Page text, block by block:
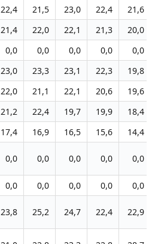
22,4 21,5 23,0 22,4 21,6
21,4 22,0 22,1 21,3 20,0
0,0 0,0 0,0 0,0 0,0
23,0 23,3 23,1 22,3 19,8
22,0 21,1 22,1 20,6 19,6
21,2 22,4 19,7 19,9 18,4
17,4 16,9 16,5 15,6 14,4
0,0 0,0 0,0 0,0 0,0
0,0 0,0 0,0 0,0 0,0
23,8 25,2 24,7 22,4 22,9